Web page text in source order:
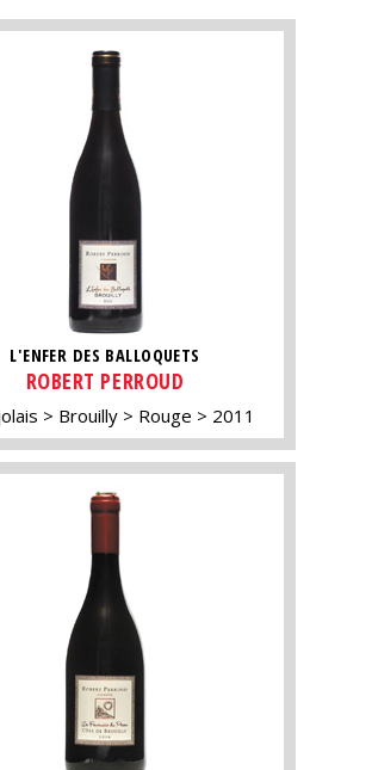
L'ENFER DES BALLOQUETS
ROBERT PERROUD
Brouilly Rouge 2011